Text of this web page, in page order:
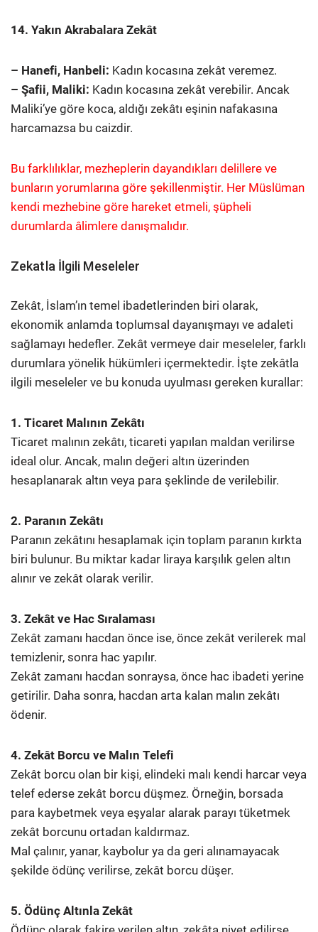
14. Yakın Akrabalara Zekât
– Hanefi, Hanbeli: Kadın kocasına zekât veremez.
– Şafii, Maliki: Kadın kocasına zekât verebilir. Ancak
Maliki’ye göre koca, aldığı zekâtı eşinin nafakasına
harcamazsa bu caizdir.
Bu farklılıklar, mezheplerin dayandıkları delillere ve
bunların yorumlarına göre şekillenmiştir. Her Müslüman
kendi mezhebine göre hareket etmeli, şüpheli
durumlarda âlimlere danışmalıdır.
Zekatla İlgili Meseleler
Zekât, İslam’ın temel ibadetlerinden biri olarak,
ekonomik anlamda toplumsal dayanışmayı ve adaleti
sağlamayı hedefler. Zekât vermeye dair meseleler, farklı
durumlara yönelik hükümleri içermektedir. İşte zekâtla
ilgili meseleler ve bu konuda uyulması gereken kurallar:
1. Ticaret Malının Zekâtı
Ticaret malının zekâtı, ticareti yapılan maldan verilirse
ideal olur. Ancak, malın değeri altın üzerinden
hesaplanarak altın veya para şeklinde de verilebilir.
2. Paranın Zekâtı
Paranın zekâtını hesaplamak için toplam paranın kırkta
biri bulunur. Bu miktar kadar liraya karşılık gelen altın
alınır ve zekât olarak verilir.
3. Zekât ve Hac Sıralaması
Zekât zamanı hacdan önce ise, önce zekât verilerek mal
temizlenir, sonra hac yapılır.
Zekât zamanı hacdan sonraysa, önce hac ibadeti yerine
getirilir. Daha sonra, hacdan arta kalan malın zekâtı
ödenir.
4. Zekât Borcu ve Malın Telefi
Zekât borcu olan bir kişi, elindeki malı kendi harcar veya
telef ederse zekât borcu düşmez. Örneğin, borsada
para kaybetmek veya eşyalar alarak parayı tüketmek
zekât borcunu ortadan kaldırmaz.
Mal çalınır, yanar, kaybolur ya da geri alınamayacak
şekilde ödünç verilirse, zekât borcu düşer.
5. Ödünç Altınla Zekât